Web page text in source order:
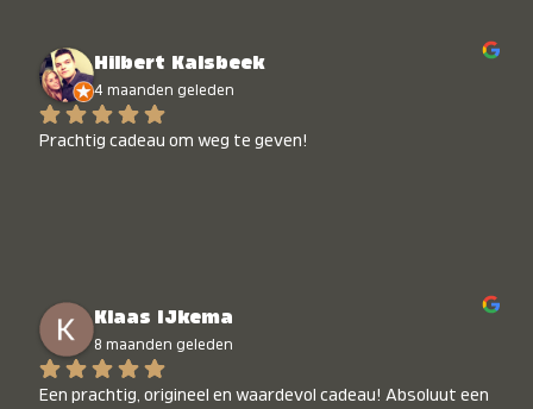
Hilbert Kalsbeek
4 maanden geleden
Prachtig cadeau om weg te geven!
Klaas IJkema
8 maanden geleden
Een prachtig, origineel en waardevol cadeau! Absoluut een